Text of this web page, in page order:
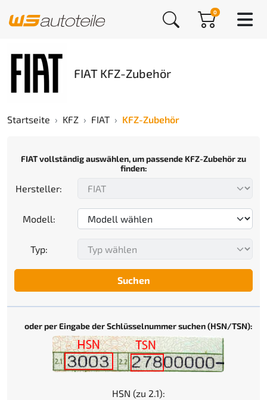
0
FIAT KFZ-Zubehör
Startseite KFZ FIAT KFZ-Zubehör
FIAT vollständig auswählen, um passende KFZ-Zubehör zu
finden:
Hersteller:
Modell:
Typ:
Suchen
oder per Eingabe der Schlüsselnummer suchen (HSN/TSN):
HSN (zu 2.1):